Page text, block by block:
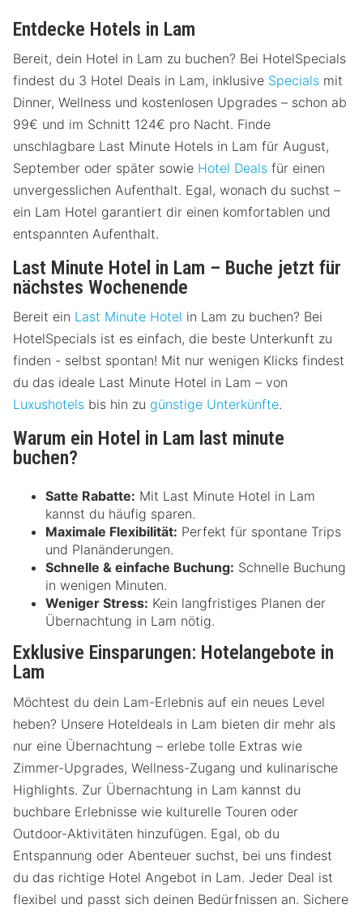
Entdecke Hotels in Lam
Bereit, dein Hotel in Lam zu buchen? Bei HotelSpecials
findest du 3 Hotel Deals in Lam, inklusive Specials mit
Dinner, Wellness und kostenlosen Upgrades – schon ab
99€ und im Schnitt 124€ pro Nacht. Finde
unschlagbare Last Minute Hotels in Lam für August,
September oder später sowie Hotel Deals für einen
unvergesslichen Aufenthalt. Egal, wonach du suchst –
ein Lam Hotel garantiert dir einen komfortablen und
entspannten Aufenthalt.
Last Minute Hotel in Lam – Buche jetzt für
nächstes Wochenende
Bereit ein Last Minute Hotel in Lam zu buchen? Bei
HotelSpecials ist es einfach, die beste Unterkunft zu
finden - selbst spontan! Mit nur wenigen Klicks findest
du das ideale Last Minute Hotel in Lam – von
Luxushotels bis hin zu günstige Unterkünfte.
Warum ein Hotel in Lam last minute
buchen?
Satte Rabatte: Mit Last Minute Hotel in Lam
kannst du häufig sparen.
Maximale Flexibilität: Perfekt für spontane Trips
und Planänderungen.
Schnelle & einfache Buchung: Schnelle Buchung
in wenigen Minuten.
Weniger Stress: Kein langfristiges Planen der
Übernachtung in Lam nötig.
Exklusive Einsparungen: Hotelangebote in
Lam
Möchtest du dein Lam-Erlebnis auf ein neues Level
heben? Unsere Hoteldeals in Lam bieten dir mehr als
nur eine Übernachtung – erlebe tolle Extras wie
Zimmer-Upgrades, Wellness-Zugang und kulinarische
Highlights. Zur Übernachtung in Lam kannst du
buchbare Erlebnisse wie kulturelle Touren oder
Outdoor-Aktivitäten hinzufügen. Egal, ob du
Entspannung oder Abenteuer suchst, bei uns findest
du das richtige Hotel Angebot in Lam. Jeder Deal ist
flexibel und passt sich deinen Bedürfnissen an. Sichere